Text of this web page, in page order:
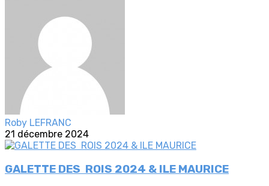
Roby LEFRANC
21 décembre 2024
GALETTE DES ROIS 2024 & ILE MAURICE